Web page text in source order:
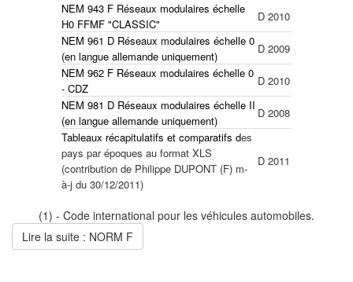
NEM 943 F Réseaux modulaires échelle
H0 FFMF "CLASSIC"
D 2010
NEM 961 D Réseaux modulaires échelle 0
(en langue allemande uniquement)
D 2009
NEM 962 F Réseaux modulaires échelle 0
- CDZ
D 2010
NEM 981 D Réseaux modulaires échelle II
(en langue allemande uniquement)
D 2008
Tableaux récapitulatifs et comparatifs des
pays par époques au format XLS
(contribution de Philippe DUPONT (F) m-
à-j du 30/12/2011)
D 2011
(1) - Code international pour les véhicules automobiles.
Lire la suite : NORM F